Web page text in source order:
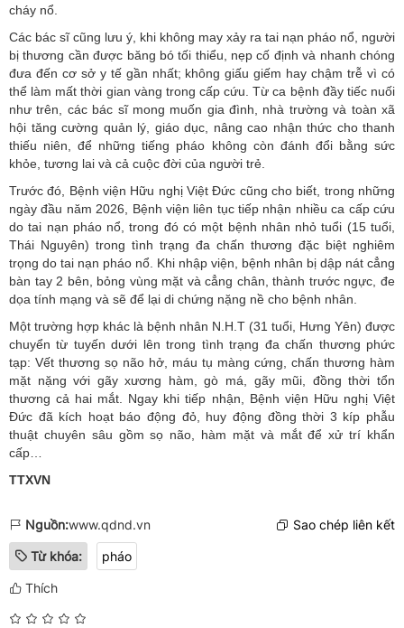
cháy nổ.
Các bác sĩ cũng lưu ý, khi không may xảy ra tai nạn pháo nổ, người
bị thương cần được băng bó tối thiểu, nẹp cố định và nhanh chóng
đưa đến cơ sở y tế gần nhất; không giấu giếm hay chậm trễ vì có
thể làm mất thời gian vàng trong cấp cứu. Từ ca bệnh đầy tiếc nuối
như trên, các bác sĩ mong muốn gia đình, nhà trường và toàn xã
hội tăng cường quản lý, giáo dục, nâng cao nhận thức cho thanh
thiếu niên, để những tiếng pháo không còn đánh đổi bằng sức
khỏe, tương lai và cả cuộc đời của người trẻ.
Trước đó, Bệnh viện Hữu nghị Việt Đức cũng cho biết, trong những
ngày đầu năm 2026, Bệnh viện liên tục tiếp nhận nhiều ca cấp cứu
do tai nạn pháo nổ, trong đó có một bệnh nhân nhỏ tuổi (15 tuổi,
Thái Nguyên) trong tình trạng đa chấn thương đặc biệt nghiêm
trọng do tai nạn pháo nổ. Khi nhập viện, bệnh nhân bị dập nát cẳng
bàn tay 2 bên, bỏng vùng mặt và cẳng chân, thành trước ngực, đe
dọa tính mạng và sẽ để lại di chứng nặng nề cho bệnh nhân.
Một trường hợp khác là bệnh nhân N.H.T (31 tuổi, Hưng Yên) được
chuyển từ tuyến dưới lên trong tình trạng đa chấn thương phức
tạp: Vết thương sọ não hở, máu tụ màng cứng, chấn thương hàm
mặt nặng với gãy xương hàm, gò má, gãy mũi, đồng thời tổn
thương cả hai mắt. Ngay khi tiếp nhận, Bệnh viện Hữu nghị Việt
Đức đã kích hoạt báo động đỏ, huy động đồng thời 3 kíp phẫu
thuật chuyên sâu gồm sọ não, hàm mặt và mắt để xử trí khẩn
cấp…
TTXVN
Nguồn:www.qdnd.vn Sao chép liên kết
Từ khóa: pháo
Thích